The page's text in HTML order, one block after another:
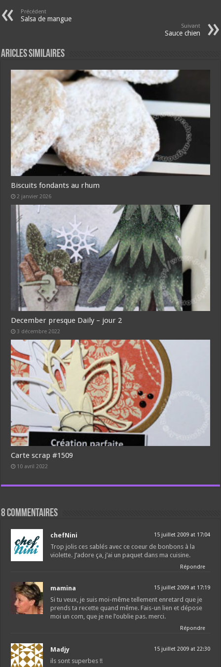
Précédent
Salsa de mangue
Suivant
Sauce chien
Aricles similaires
Biscuits fondants au rhum
2 janvier 2026
December presque Daily – jour 2
3 décembre 2022
Carte scrap #1509
10 avril 2022
8 commentaires
chefNini 15 juillet 2009 at 17:04
Trop jolis ces sablés avec ce coeur de bonbons à la
violette. J’adore ça, j’ai un paquet dans ma cuisine.
Répondre
mamina 15 juillet 2009 at 17:19
Si tu veux, je suis moi-même tellement enretard que je
prends ta recette quand même. Fais-un lien et dépose
moi un com, que je ne l’oublie pas. merci.
Répondre
Madjy 15 juillet 2009 at 22:30
ils sont superbes !!